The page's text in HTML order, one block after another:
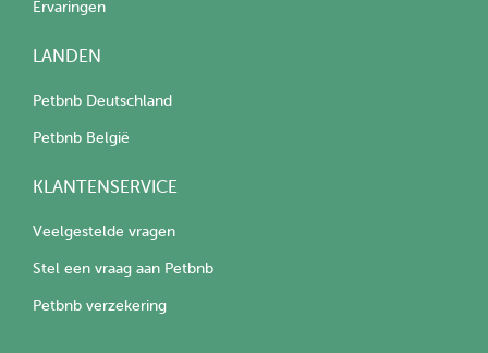
Ervaringen
LANDEN
Petbnb Deutschland
Petbnb België
KLANTENSERVICE
Veelgestelde vragen
Stel een vraag aan Petbnb
Petbnb verzekering